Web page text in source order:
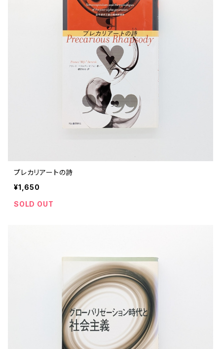
プレカリアートの詩
¥1,650
SOLD OUT